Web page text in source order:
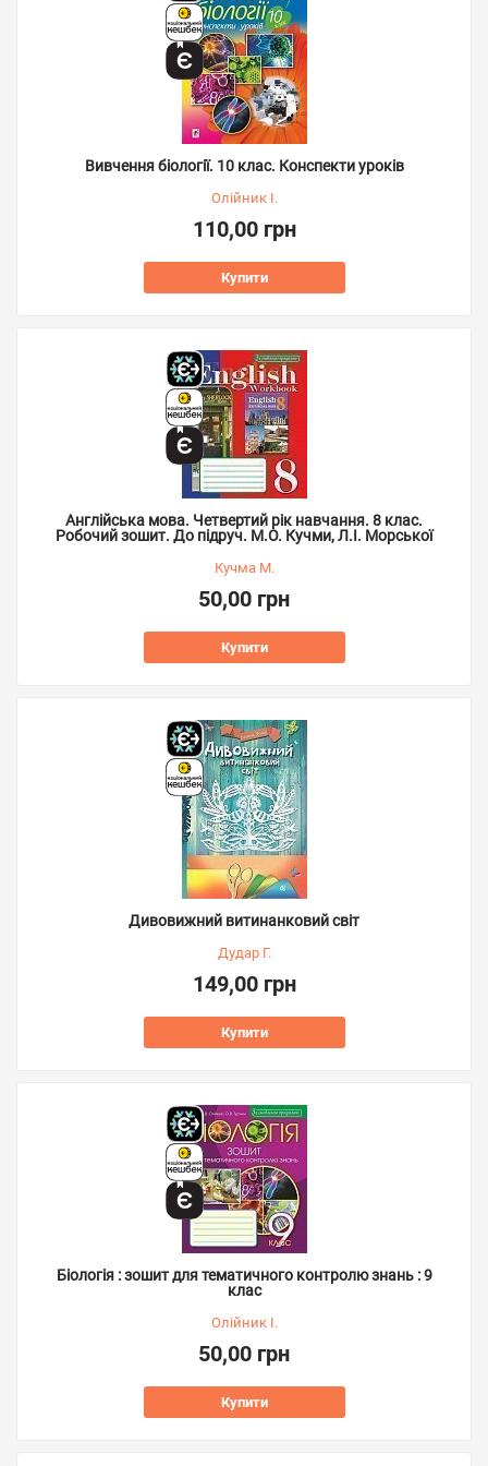
Вивчення біології. 10 клас. Конспекти уроків
Олійник І.
110,00 грн
Купити
Англійська мова. Четвертий рік навчання. 8 клас.
Робочий зошит. До підруч. М.О. Кучми, Л.І. Морської
Кучма М.
50,00 грн
Купити
Дивовижний витинанковий світ
Дудар Г.
149,00 грн
Купити
Біологія : зошит для тематичного контролю знань : 9
клас
Олійник І.
50,00 грн
Купити